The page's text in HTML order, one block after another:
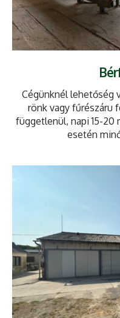
Cégünknél
rönk vagy fűrészáru
függetlenül, napi 15-20
esetén